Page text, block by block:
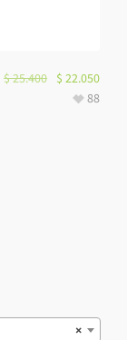
$25.400 $ 22.050
88
×